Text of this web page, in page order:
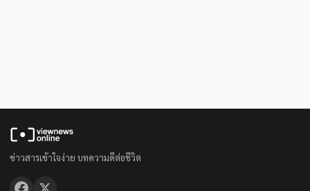
ข่าวสารเข้าใจง่าย บทความดีต่อชีวิต